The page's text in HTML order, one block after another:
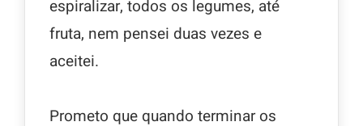
espiralizar, todos os legumes, até
fruta, nem pensei duas vezes e
aceitei.
Prometo que quando terminar os